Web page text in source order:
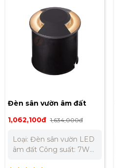
0.7kg Quang thông:
450lm CRI: Ra83 PF: 0.5
Góc chiếu: 53°
Đèn sân vườn âm đất
ngoài trời Nanoco 7W
1,062,100đ 1,634,000đ
Loại: Đèn sân vườn LED
âm đất Công suất: 7W